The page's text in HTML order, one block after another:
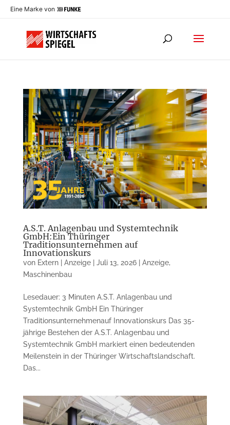
Eine Marke von
A.S.T. Anlagenbau und Systemtechnik
GmbH:Ein Thüringer
Traditionsunternehmen auf
Innovationskurs
von Extern | Anzeige| Juli 13, 2026| Anzeige,
Maschinenbau
Lesedauer: 3 Minuten A.S.T. Anlagenbau und
Systemtechnik GmbH Ein Thüringer
Traditionsunternehmenauf Innovationskurs Das 35-
jährige Bestehen der A.S.T. Anlagenbau und
Systemtechnik GmbH markiert einen bedeutenden
Meilenstein in der Thüringer Wirtschaftslandschaft.
Das...